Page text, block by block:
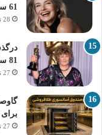
61 سالگی + بیوگرافی
28 تیر 1405
81 سالگی
27 تیر 1405
27 تیر 1405